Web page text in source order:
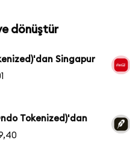
dönüştür
Singapur
Tokenized)'dan